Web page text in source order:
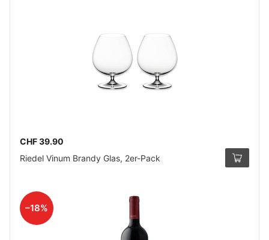
CHF 39.90
Riedel Vinum Brandy Glas, 2er-Pack
–18%